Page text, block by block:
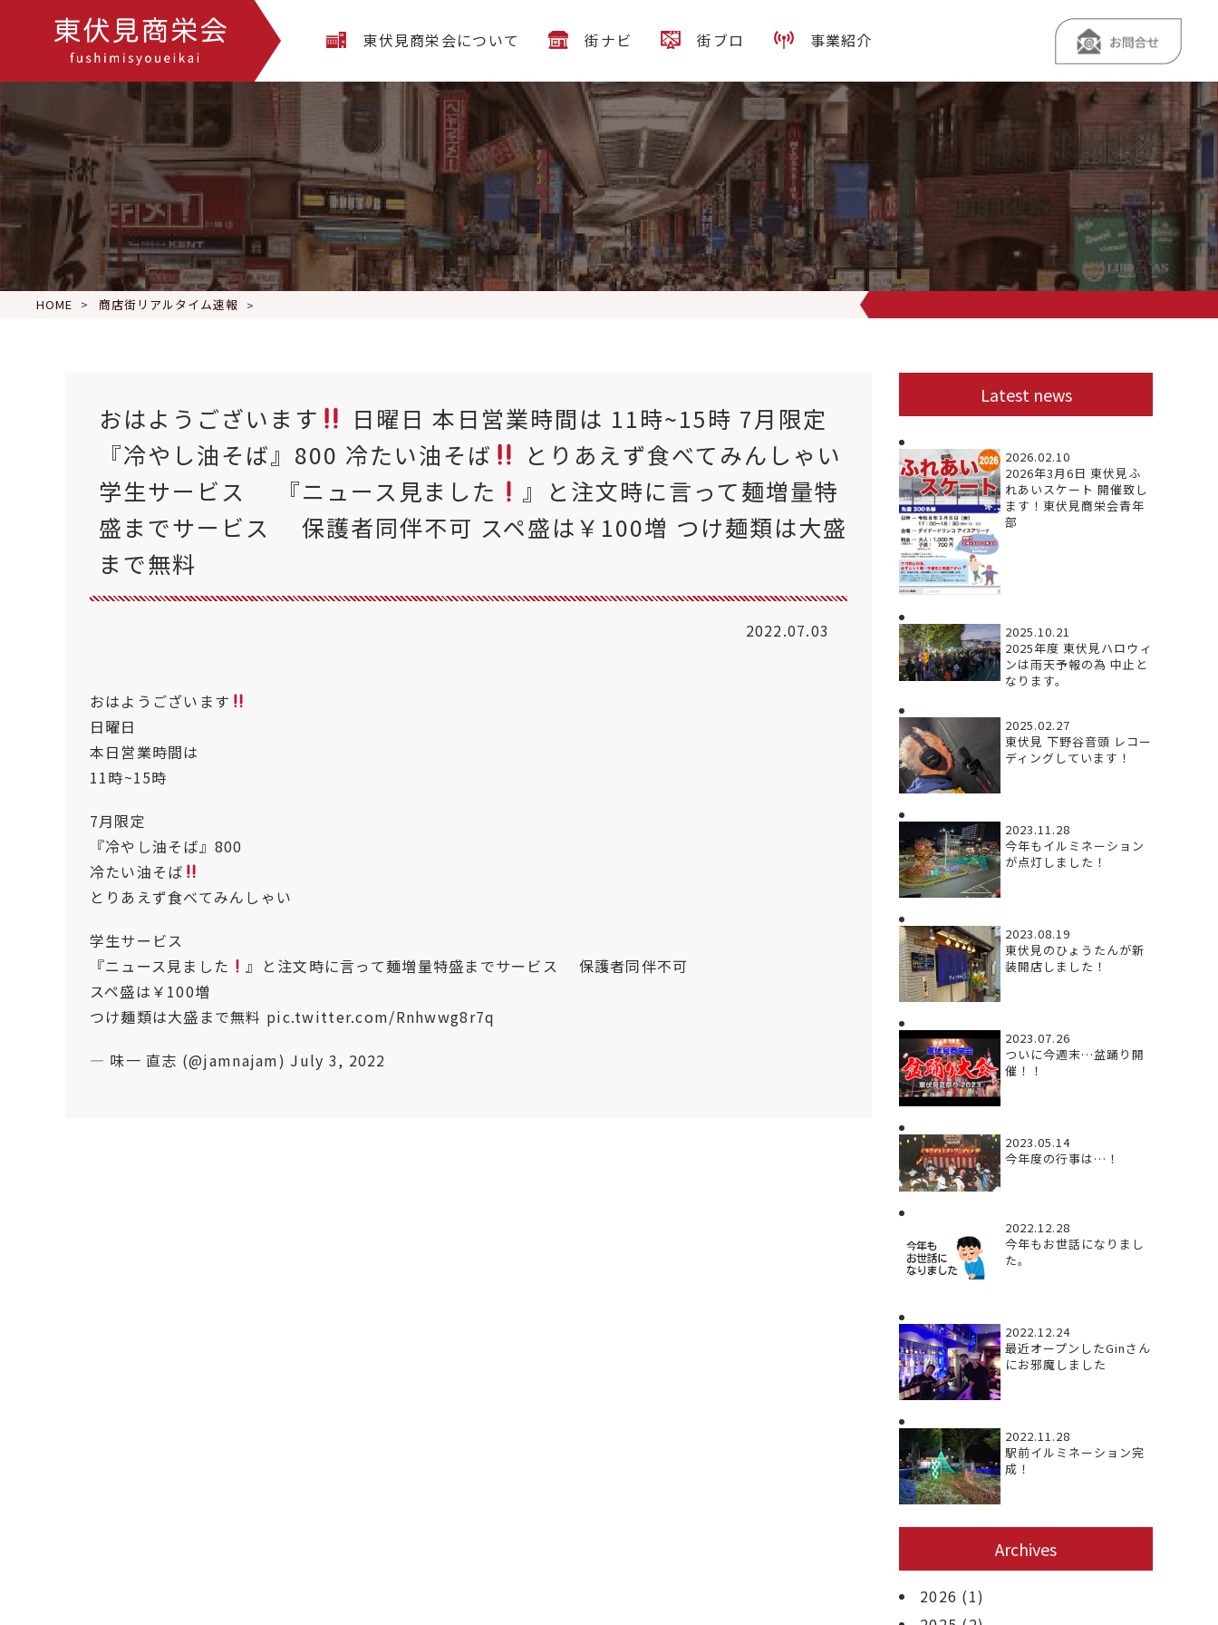
東伏見商栄会について 街ナビ 街ブロ 事業紹介
HOME 商店街リアルタイム速報 とりあえず食べてみんしゃい 学生サービス 『ニュース見ま
おはようございます
日曜日 本日営業時間は 11時~15時 7月限定
『冷やし油そば』800 冷たい油そば
とりあえず食べてみんしゃい
学生サービス 『ニュース見ました
』と注文時に言って麺増量特
盛までサービス 保護者同伴不可 スペ盛は￥100増 つけ麺類は大盛
まで無料
2022.07.03
おはようございます
日曜日
本日営業時間は
11時~15時
7月限定
『冷やし油そば』800
冷たい油そば
とりあえず食べてみんしゃい
学生サービス
『ニュース見ました
』と注文時に言って麺増量特盛までサービス 保護者同伴不可
スペ盛は￥100増
つけ麺類は大盛まで無料 pic.twitter.com/Rnhwwg8r7q
— 味一 直志 (@jamnajam) July 3, 2022
Latest news
2026.02.10
2026年3月6日 東伏見ふ
れあいスケート 開催致し
ます！東伏見商栄会青年
部
2025.10.21
2025年度 東伏見ハロウィ
ンは雨天予報の為 中止と
なります。
2025.02.27
東伏見 下野谷音頭 レコー
ディングしています！
2023.11.28
今年もイルミネーション
が点灯しました！
2023.08.19
東伏見のひょうたんが新
装開店しました！
2023.07.26
ついに今週末…盆踊り開
催！！
2023.05.14
今年度の行事は…！
2022.12.28
今年もお世話になりまし
た。
2022.12.24
最近オープンしたGinさん
にお邪魔しました
2022.11.28
駅前イルミネーション完
成！
Archives
2026 (1)